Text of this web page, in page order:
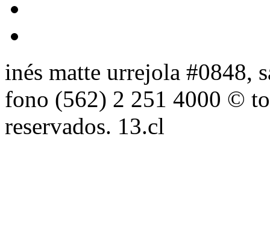
inés matte urrejola #0848,
fono (562) 2 251 4000 ©
reservados. 13.cl